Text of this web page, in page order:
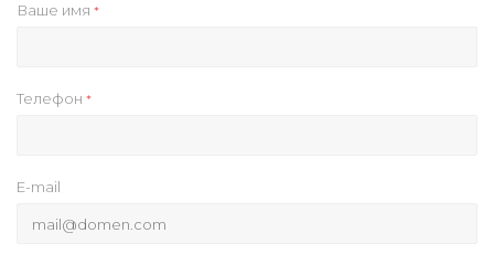
Ваше имя *
Телефон *
E-mail